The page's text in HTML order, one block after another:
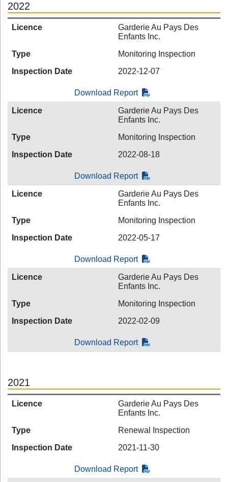
2022
Licence
Garderie Au Pays Des
Enfants Inc.
Type
Monitoring Inspection
Inspection Date
2022-12-07
Download Report
Licence
Garderie Au Pays Des
Enfants Inc.
Type
Monitoring Inspection
Inspection Date
2022-08-18
Download Report
Licence
Garderie Au Pays Des
Enfants Inc.
Type
Monitoring Inspection
Inspection Date
2022-05-17
Download Report
Licence
Garderie Au Pays Des
Enfants Inc.
Type
Monitoring Inspection
Inspection Date
2022-02-09
Download Report
2021
Licence
Garderie Au Pays Des
Enfants Inc.
Type
Renewal Inspection
Inspection Date
2021-11-30
Download Report